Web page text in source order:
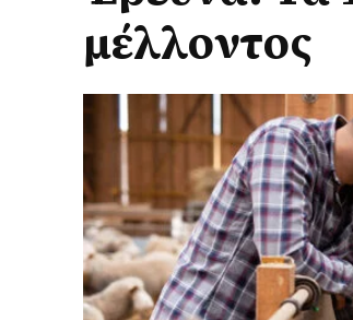
μέλλοντος